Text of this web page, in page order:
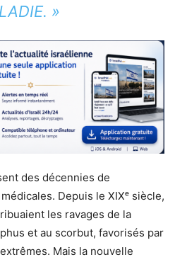
»
des décennies de
Depuis le XIXᵉ siècle,
les ravages de la
et au scorbut, favorisés par
Mais la nouvelle